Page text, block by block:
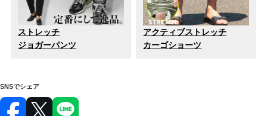
ストレッチ
ジョガーパンツ
アクティブストレッチ
カーゴショーツ
SNSでシェア